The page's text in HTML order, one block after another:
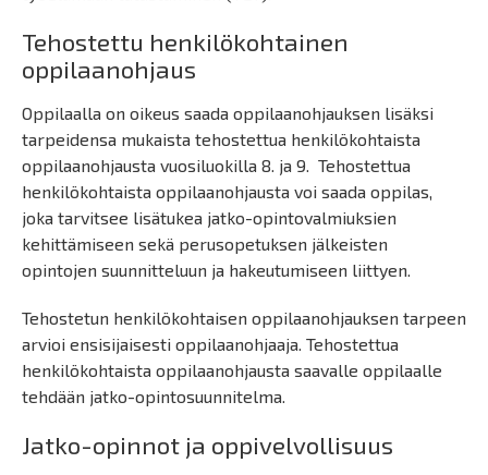
Tehostettu henkilökohtainen
oppilaanohjaus
Oppilaalla on oikeus saada oppilaanohjauksen lisäksi
tarpeidensa mukaista tehostettua henkilökohtaista
oppilaanohjausta vuosiluokilla 8. ja 9. Tehostettua
henkilökohtaista oppilaanohjausta voi saada oppilas,
joka tarvitsee lisätukea jatko-opintovalmiuksien
kehittämiseen sekä perusopetuksen jälkeisten
opintojen suunnitteluun ja hakeutumiseen liittyen.
Tehostetun henkilökohtaisen oppilaanohjauksen tarpeen
arvioi ensisijaisesti oppilaanohjaaja. Tehostettua
henkilökohtaista oppilaanohjausta saavalle oppilaalle
tehdään jatko-opintosuunnitelma.
Jatko-opinnot ja oppivelvollisuus